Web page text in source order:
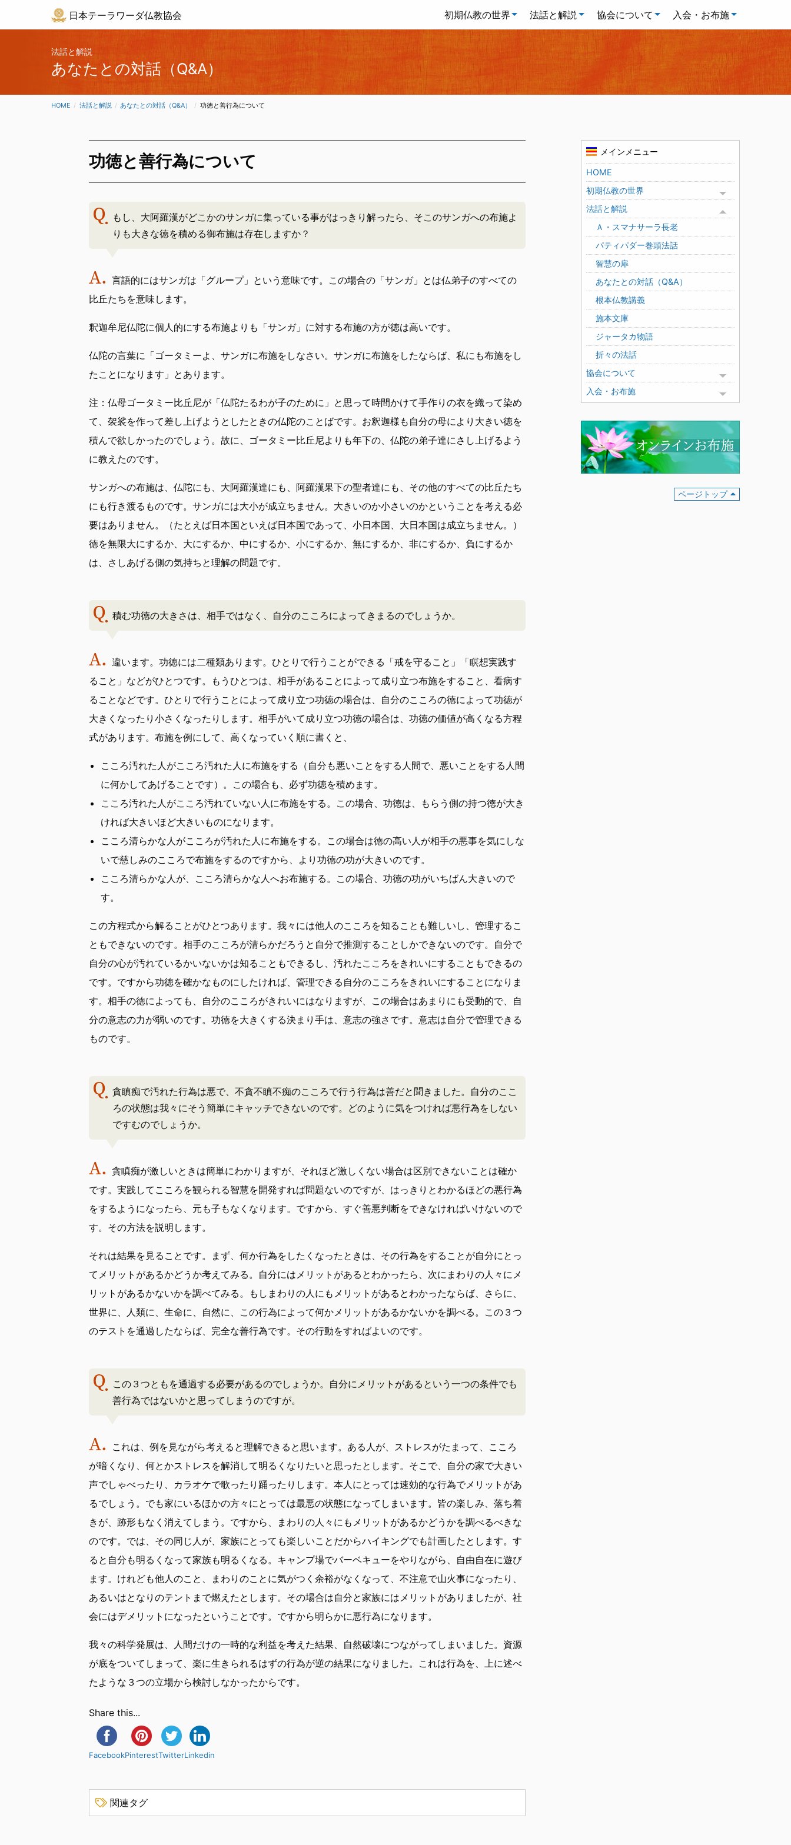
日本テーラワーダ仏教協会 初期仏教の世界 法話と解説 協会について 入会・お布施
法話と解説
あなたとの対話（Q&A）
HOME 法話と解説 あなたとの対話（Q&A） CURRENT:
功徳と善行為について
功徳と善行為について
もし、大阿羅漢がどこかのサンガに集っている事がはっきり解ったら、そこのサンガへの布施よ
りも大きな徳を積める御布施は存在しますか？
言語的にはサンガは「グループ」という意味です。この場合の「サンガ」とは仏弟子のすべての
比丘たちを意味します。
釈迦牟尼仏陀に個人的にする布施よりも「サンガ」に対する布施の方が徳は高いです。
仏陀の言葉に「ゴータミーよ、サンガに布施をしなさい。サンガに布施をしたならば、私にも布施をし
たことになります」とあります。
注：仏母ゴータミー比丘尼が「仏陀たるわが子のために」と思って時間かけて手作りの衣を織って染め
て、袈裟を作って差し上げようとしたときの仏陀のことばです。お釈迦様も自分の母により大きい徳を
積んで欲しかったのでしょう。故に、ゴータミー比丘尼よりも年下の、仏陀の弟子達にさし上げるよう
に教えたのです。
サンガへの布施は、仏陀にも、大阿羅漢達にも、阿羅漢果下の聖者達にも、その他のすべての比丘たち
にも行き渡るものです。サンガには大小が成立ちません。大きいのか小さいのかということを考える必
要はありません。（たとえば日本国といえば日本国であって、小日本国、大日本国は成立ちません。）
徳を無限大にするか、大にするか、中にするか、小にするか、無にするか、非にするか、負にするか
は、さしあげる側の気持ちと理解の問題です。
積む功徳の大きさは、相手ではなく、自分のこころによってきまるのでしょうか。
違います。功徳には二種類あります。ひとりで行うことができる「戒を守ること」「瞑想実践す
ること」などがひとつです。もうひとつは、相手があることによって成り立つ布施をすること、看病す
ることなどです。ひとりで行うことによって成り立つ功徳の場合は、自分のこころの徳によって功徳が
大きくなったり小さくなったりします。相手がいて成り立つ功徳の場合は、功徳の価値が高くなる方程
式があります。布施を例にして、高くなっていく順に書くと、
こころ汚れた人がこころ汚れた人に布施をする（自分も悪いことをする人間で、悪いことをする人間
に何かしてあげることです）。この場合も、必ず功徳を積めます。
こころ汚れた人がこころ汚れていない人に布施をする。この場合、功徳は、もらう側の持つ徳が大き
ければ大きいほど大きいものになります。
こころ清らかな人がこころが汚れた人に布施をする。この場合は徳の高い人が相手の悪事を気にしな
いで慈しみのこころで布施をするのですから、より功徳の功が大きいのです。
こころ清らかな人が、こころ清らかな人へお布施する。この場合、功徳の功がいちばん大きいので
す。
この方程式から解ることがひとつあります。我々には他人のこころを知ることも難しいし、管理するこ
ともできないのです。相手のこころが清らかだろうと自分で推測することしかできないのです。自分で
自分の心が汚れているかいないかは知ることもできるし、汚れたこころをきれいにすることもできるの
です。ですから功徳を確かなものにしたければ、管理できる自分のこころをきれいにすることになりま
す。相手の徳によっても、自分のこころがきれいにはなりますが、この場合はあまりにも受動的で、自
分の意志の力が弱いのです。功徳を大きくする決まり手は、意志の強さです。意志は自分で管理できる
ものです。
貪瞋痴で汚れた行為は悪で、不貪不瞋不痴のこころで行う行為は善だと聞きました。自分のここ
ろの状態は我々にそう簡単にキャッチできないのです。どのように気をつければ悪行為をしない
ですむのでしょうか。
貪瞋痴が激しいときは簡単にわかりますが、それほど激しくない場合は区別できないことは確か
です。実践してこころを観られる智慧を開発すれば問題ないのですが、はっきりとわかるほどの悪行為
をするようになったら、元も子もなくなります。ですから、すぐ善悪判断をできなければいけないので
す。その方法を説明します。
それは結果を見ることです。まず、何か行為をしたくなったときは、その行為をすることが自分にとっ
てメリットがあるかどうか考えてみる。自分にはメリットがあるとわかったら、次にまわりの人々にメ
リットがあるかないかを調べてみる。もしまわりの人にもメリットがあるとわかったならば、さらに、
世界に、人類に、生命に、自然に、この行為によって何かメリットがあるかないかを調べる。この３つ
のテストを通過したならば、完全な善行為です。その行動をすればよいのです。
この３つともを通過する必要があるのでしょうか。自分にメリットがあるという一つの条件でも
善行為ではないかと思ってしまうのですが。
これは、例を見ながら考えると理解できると思います。ある人が、ストレスがたまって、こころ
が暗くなり、何とかストレスを解消して明るくなりたいと思ったとします。そこで、自分の家で大きい
声でしゃべったり、カラオケで歌ったり踊ったりします。本人にとっては速効的な行為でメリットがあ
るでしょう。でも家にいるほかの方々にとっては最悪の状態になってしまいます。皆の楽しみ、落ち着
きが、跡形もなく消えてしまう。ですから、まわりの人々にもメリットがあるかどうかを調べるべきな
のです。では、その同じ人が、家族にとっても楽しいことだからハイキングでも計画したとします。す
ると自分も明るくなって家族も明るくなる。キャンプ場でバーベキューをやりながら、自由自在に遊び
ます。けれども他人のこと、まわりのことに気がつく余裕がなくなって、不注意で山火事になったり、
あるいはとなりのテントまで燃えたとします。その場合は自分と家族にはメリットがありましたが、社
会にはデメリットになったということです。ですから明らかに悪行為になります。
我々の科学発展は、人間だけの一時的な利益を考えた結果、自然破壊につながってしまいました。資源
が底をついてしまって、楽に生きられるはずの行為が逆の結果になりました。これは行為を、上に述べ
たような３つの立場から検討しなかったからです。
Share this...
FacebookPinterestTwitterLinkedin
関連タグ
メインメニュー
HOME
初期仏教の世界
Toggle menu
法話と解説
Toggle menu
Ａ・スマナサーラ長老
パティパダー巻頭法話
智慧の扉
あなたとの対話（Q&A）
根本仏教講義
施本文庫
ジャータカ物語
折々の法話
協会について
Toggle menu
入会・お布施
Toggle menu
ページトップ